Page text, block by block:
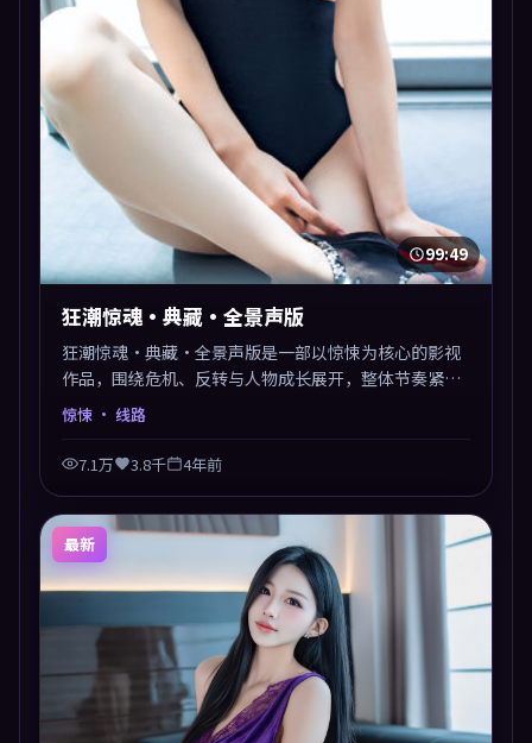
99:49
狂潮惊魂·典藏·全景声版
狂潮惊魂·典藏·全景声版是一部以惊悚为核心的影视
作品，围绕危机、反转与人物成长展开，整体节奏紧
凑，值得推荐观看。
惊悚 · 线路
7.1万 3.8千 4年前
最新